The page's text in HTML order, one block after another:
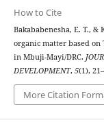
How to Cite
Bakababenesha, E. T., &
organic matter based
in Mbuji-Mayi/DRC.
DEVELOPMENT, 5(1),
More Citation